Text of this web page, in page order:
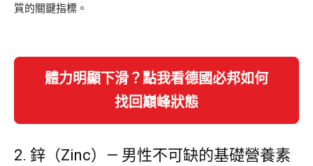
質的關鍵指標。
體力明顯下滑？點我看德國必邦如何
找回巔峰狀態
2. 鋅（Zinc）— 男性不可缺的基礎營養素